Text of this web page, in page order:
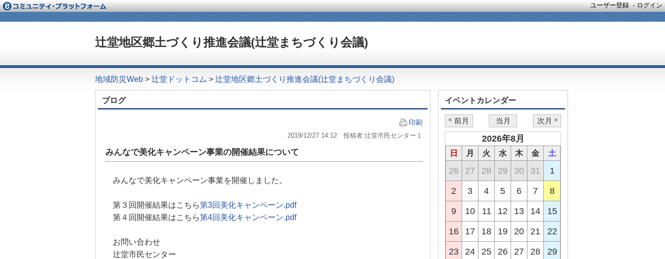
ユーザー登録 -ログイン
辻堂地区郷土づくり推進会議(辻堂まちづくり会議)
地域防災Web > 辻堂ドットコム > 辻堂地区郷土づくり推進会議(辻堂まちづくり会議)
ブログ
印刷
2019/12/27 14:12 投稿者:辻堂市民センター１
みんなで美化キャンペーン事業の開催結果について
みんなで美化キャンペーン事業を開催しました。
第３回開催結果はこちら第3回美化キャンペーン.pdf
第４回開催結果はこちら第4回美化キャンペーン.pdf
お問い合わせ
辻堂市民センター
イベントカレンダー
前月 当月 次月
2026年8月
日 月 火 水 木 金 土
26 27 28 29 30 31 1
2 3 4 5 6 7 8
9 10 11 12 13 14 15
16 17 18 19 20 21 22
23 24 25 26 27 28 29